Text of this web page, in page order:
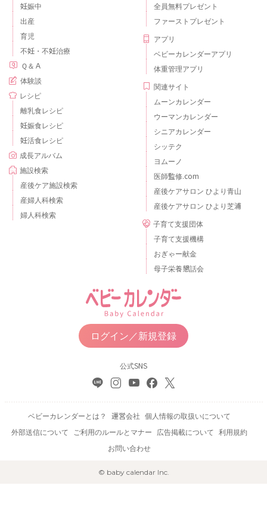
妊娠中
出産
育児
不妊・不妊治療
Ｑ＆Ａ
体験談
レシピ
離乳食レシピ
妊娠食レシピ
妊活食レシピ
成長アルバム
施設検索
産後ケア施設検索
産婦人科検索
婦人科検索
全員無料プレゼント
ファーストプレゼント
アプリ
ベビーカレンダーアプリ
体重管理アプリ
関連サイト
ムーンカレンダー
ウーマンカレンダー
シニアカレンダー
シッテク
ヨムーノ
医師監修.com
産後ケアサロン ひより青山
産後ケアサロン ひより芝浦
子育て支援団体
子育て支援機構
おぎゃー献金
母子栄養懇話会
ログイン／新規登録
公式SNS
ベビーカレンダーとは？ 運営会社 個人情報の取扱いについて
外部送信について
ご利用のルールとマナー 広告掲載について 利用規約
お問い合わせ
© baby calendar Inc.